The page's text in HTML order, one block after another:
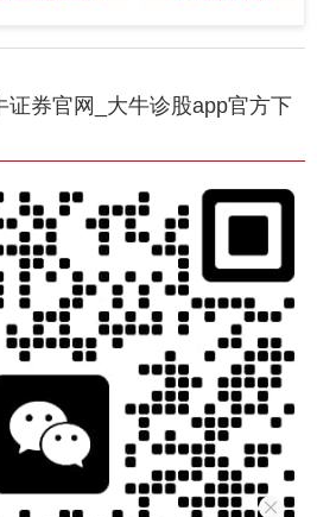
证券官网_大牛诊股app官方下